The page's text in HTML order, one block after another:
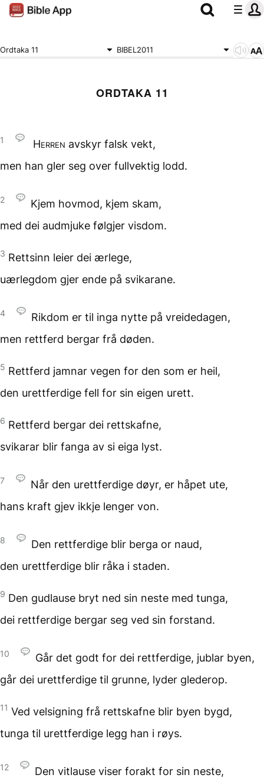
Ordtaka 11 BIBEL2011
ORDTAKA 11
1 Herren avskyr falsk vekt,
men han gler seg over fullvektig lodd.
2 Kjem hovmod, kjem skam,
med dei audmjuke følgjer visdom.
3 Rettsinn leier dei ærlege,
uærlegdom gjer ende på svikarane.
4 Rikdom er til inga nytte på vreidedagen,
men rettferd bergar frå døden.
5 Rettferd jamnar vegen for den som er heil,
den urettferdige fell for sin eigen urett.
6 Rettferd bergar dei rettskafne,
svikarar blir fanga av si eiga lyst.
7 Når den urettferdige døyr, er håpet ute,
hans kraft gjev ikkje lenger von.
8 Den rettferdige blir berga or naud,
den urettferdige blir råka i staden.
9 Den gudlause bryt ned sin neste med tunga,
dei rettferdige bergar seg ved sin forstand.
10 Går det godt for dei rettferdige, jublar byen,
går dei urettferdige til grunne, lyder glederop.
11 Ved velsigning frå rettskafne blir byen bygd,
tunga til urettferdige legg han i røys.
12 Den vitlause viser forakt for sin neste,